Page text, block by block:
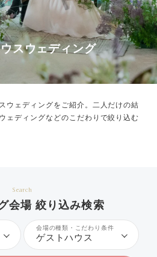
スウェディング
ウェディングをご紹介。 二人だけの結
ェディングなどのこだわりで絞り込む
Search
会場 絞り込み検索
会場の種類・こだわり条件
ゲストハウス